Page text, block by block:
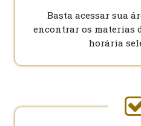
Basta acessar sua
encontrar os materias
horária